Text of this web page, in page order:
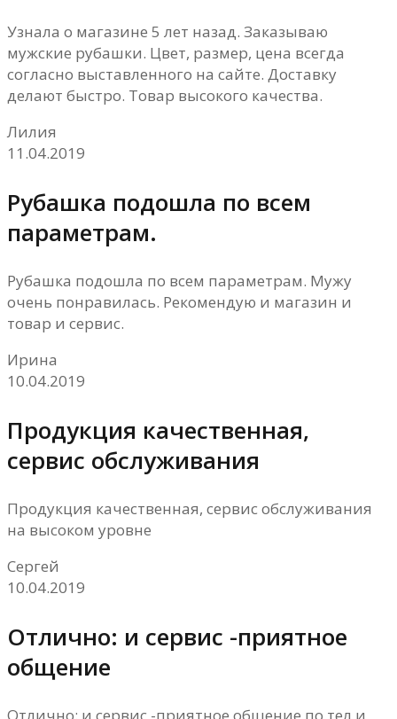
Узнала о магазине 5 лет назад. Заказываю
мужские рубашки. Цвет, размер, цена всегда
согласно выставленного на сайте. Доставку
делают быстро. Товар высокого качества.
Лилия
11.04.2019
Рубашка подошла по всем
параметрам.
Рубашка подошла по всем параметрам. Мужу
очень понравилась. Рекомендую и магазин и
товар и сервис.
Ирина
10.04.2019
Продукция качественная,
сервис обслуживания
Продукция качественная, сервис обслуживания
на высоком уровне
Сергей
10.04.2019
Отлично: и сервис -приятное
общение
Отлично: и сервис -приятное общение по тел и